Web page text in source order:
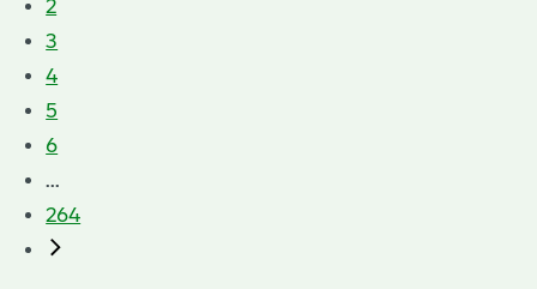
2
3
4
5
6
...
264